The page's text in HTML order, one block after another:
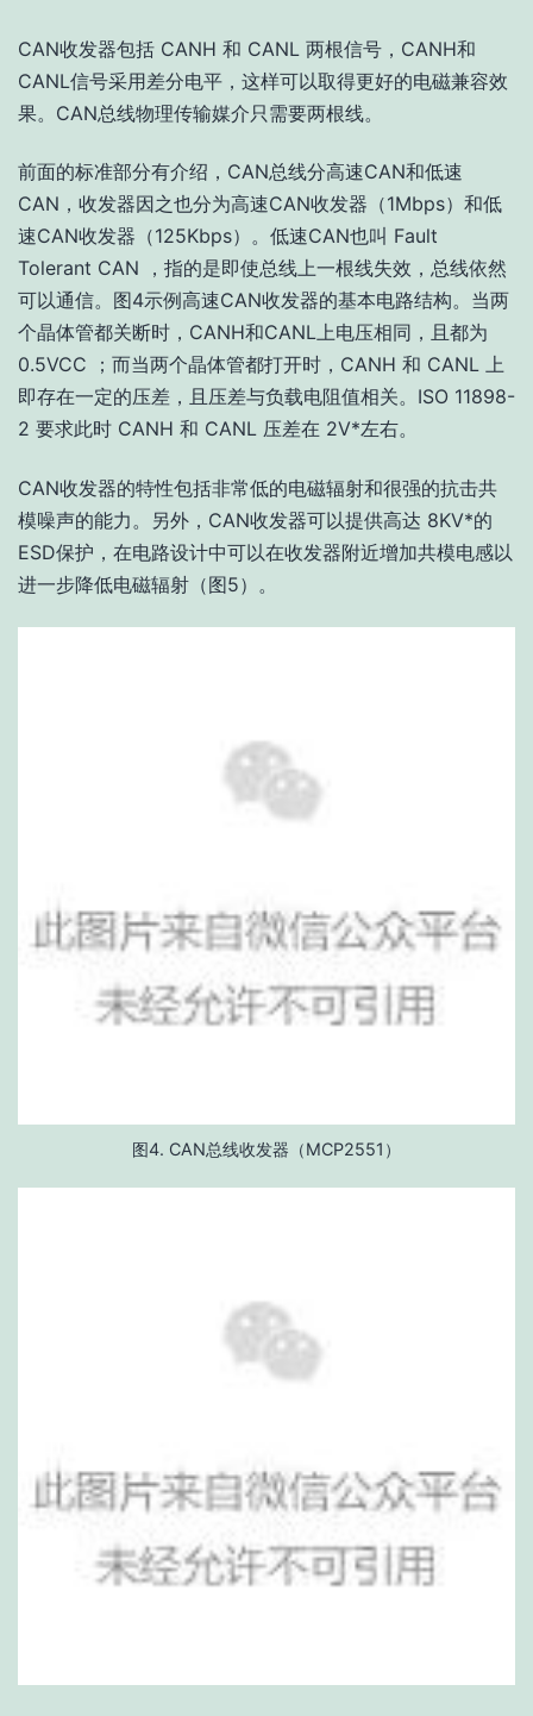
CAN收发器包括 CANH 和 CANL 两根信号，CANH和
CANL信号采用差分电平，这样可以取得更好的电磁兼容效
果。CAN总线物理传输媒介只需要两根线。
前面的标准部分有介绍，CAN总线分高速CAN和低速
CAN，收发器因之也分为高速CAN收发器（1Mbps）和低
速CAN收发器（125Kbps）。低速CAN也叫 Fault
Tolerant CAN ，指的是即使总线上一根线失效，总线依然
可以通信。图4示例高速CAN收发器的基本电路结构。当两
个晶体管都关断时，CANH和CANL上电压相同，且都为
0.5VCC ；而当两个晶体管都打开时，CANH 和 CANL 上
即存在一定的压差，且压差与负载电阻值相关。ISO 11898-
2 要求此时 CANH 和 CANL 压差在 2V*左右。
CAN收发器的特性包括非常低的电磁辐射和很强的抗击共
模噪声的能力。另外，CAN收发器可以提供高达 8KV*的
ESD保护，在电路设计中可以在收发器附近增加共模电感以
进一步降低电磁辐射（图5）。
图4. CAN总线收发器（MCP2551）